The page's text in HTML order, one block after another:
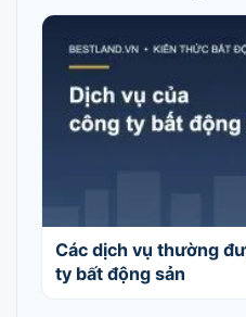
Các dịch vụ thường
ty bất động sản